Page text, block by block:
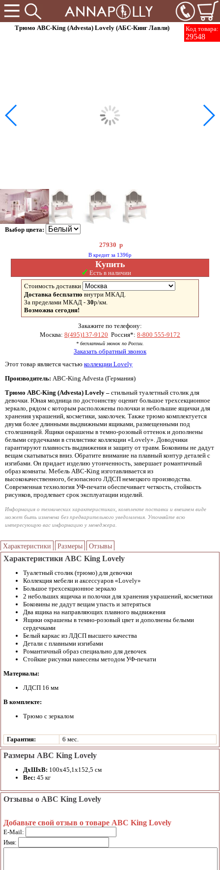
Код товара:
29548
Трюмо ABC-King (Advesta) Lovely (АБС-Кинг Лавли)
Выбор цвета:
27930 р
В кредит за 1396р
Купить
✓ Есть в наличии
Стоимость доставки
Доставка бесплатно внутри МКАД.
За пределами МКАД - 30р/км.
Возможна сегодня!
Закажите по телефону:
Москва: 8(495)137-9120 Россия*: 8-800 555-9172
* бесплатный звонок по России.
Заказать обратный звонок
Этот товар является частью коллекции Lovely
Производитель: ABC-King Advesta (Германия)
Трюмо ABC-King (Advesta) Lovely – стильный туалетный столик для
девочки. Юная модница по достоинству оценит большое трехсекционное
зеркало, рядом с которым расположены полочки и небольшие ящички для
хранения украшений, косметики, заколочек. Также трюмо комплектуется
двумя более длинными выдвижными ящиками, размещенными под
столешницей. Ящики окрашены в темно-розовый оттенок и дополнены
белыми сердечками в стилистике коллекции «Lovely». Доводчики
гарантируют плавность выдвижения и защиту от травм. Боковины не дадут
вещам скатываться вниз. Обратите внимание на плавный контур деталей с
изгибами. Он придает изделию утонченность, завершает романтичный
образ комнаты. Мебель ABC-King изготавливается из
высококачественного, безопасного ЛДСП немецкого производства.
Современная технология УФ-печати обеспечивает четкость, стойкость
рисунков, продлевает срок эксплуатации изделий.
Информация о технических характеристиках, комплекте поставки и внешнем виде
может быть изменена без предварительного уведомления. Уточняйте всю
интересующую вас информацию у менеджера.
Характеристики Размеры Отзывы
Характеристики ABC King Lovely
Туалетный столик (трюмо) для девочки
Коллекция мебели и аксессуаров «Lovely»
Большое трехсекционное зеркало
2 небольших ящичка и полочки для хранения украшений, косметики
Боковины не дадут вещам упасть и затеряться
Два ящика на направляющих плавного выдвижения
Ящики окрашены в темно-розовый цвет и дополнены белыми
сердечками
Белый каркас из ЛДСП высшего качества
Детали с плавными изгибами
Романтичный образ специально для девочек
Стойкие рисунки нанесены методом УФ-печати
Материалы:
ЛДСП 16 мм
В комплекте:
Трюмо с зеркалом
Гарантия: 6 мес.
Размеры ABC King Lovely
ДхШхВ: 100х45,1х152,5 см
Вес: 45 кг
Отзывы о ABC King Lovely
Добавьте свой отзыв о товаре ABC King Lovely
E-Mail:
Имя: